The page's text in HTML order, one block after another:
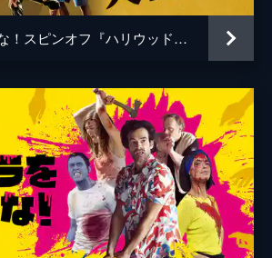
黒岡大吾 イワゴウサトシ
相田舞 高橋恭子
上田慎一郎
上田慎一郎
永井カイル
カメラを止めるな！スピンオフ『ハリウッド大作戦!』